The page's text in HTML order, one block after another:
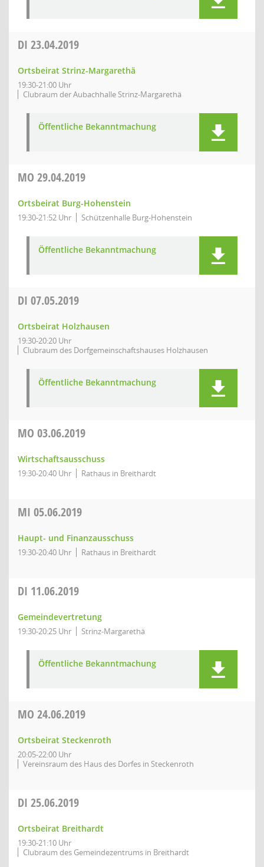
DI 23.04.2019
Ortsbeirat Strinz-Margarethä
19:30-21:00 Uhr
Clubraum der Aubachhalle Strinz-Margarethä
Öffentliche Bekanntmachung
MO 29.04.2019
Ortsbeirat Burg-Hohenstein
19:30-21:52 Uhr Schützenhalle Burg-Hohenstein
Öffentliche Bekanntmachung
DI 07.05.2019
Ortsbeirat Holzhausen
19:30-20:20 Uhr
Clubraum des Dorfgemeinschaftshauses Holzhausen
Öffentliche Bekanntmachung
MO 03.06.2019
Wirtschaftsausschuss
19:30-20:40 Uhr Rathaus in Breithardt
MI 05.06.2019
Haupt- und Finanzausschuss
19:30-20:40 Uhr Rathaus in Breithardt
DI 11.06.2019
Gemeindevertretung
19:30-20:25 Uhr Strinz-Margarethä
Öffentliche Bekanntmachung
MO 24.06.2019
Ortsbeirat Steckenroth
20:05-22:00 Uhr
Vereinsraum des Haus des Dorfes in Steckenroth
DI 25.06.2019
Ortsbeirat Breithardt
19:30-21:10 Uhr
Clubraum des Gemeindezentrums in Breithardt